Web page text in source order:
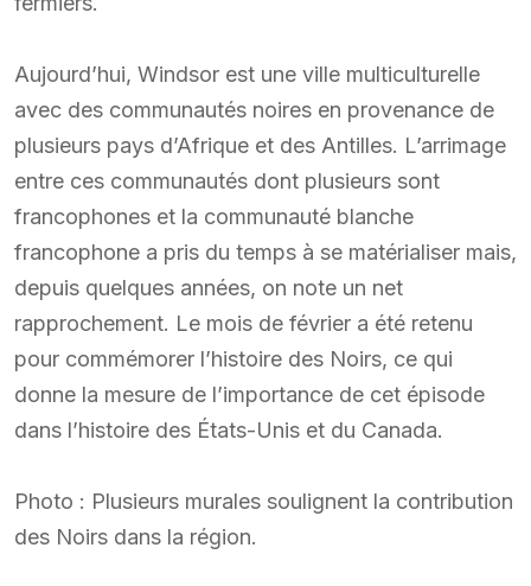
Aujourd’hui, Windsor est une ville multiculturelle
avec des communautés noires en provenance de
plusieurs pays d’Afrique et des Antilles. L’arrimage
entre ces communautés dont plusieurs sont
francophones et la communauté blanche
francophone a pris du temps à se matérialiser mais,
depuis quelques années, on note un net
rapprochement. Le mois de février a été retenu
pour commémorer l’histoire des Noirs, ce qui
donne la mesure de l’importance de cet épisode
dans l’histoire des États-Unis et du Canada.
Photo : Plusieurs murales soulignent la contribution
des Noirs dans la région.